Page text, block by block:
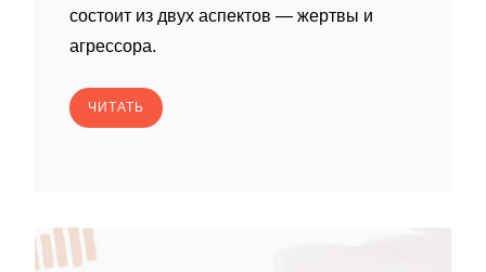
состоит из двух аспектов — жертвы и
агрессора.
ЧИТАТЬ